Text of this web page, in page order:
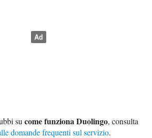
sucome funziona Duolingo, consulta
domande frequenti sul servizio.